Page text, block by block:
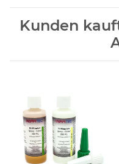
Kunden